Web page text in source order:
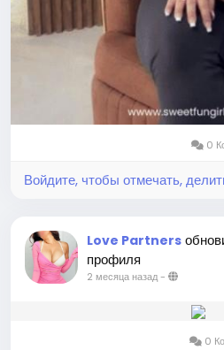
0
Войдите, чтобы отмечать,
Love Partners
профиля
2 месяца назад-
0